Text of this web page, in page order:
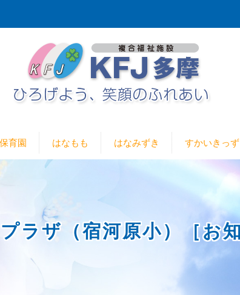
育園 はなもも はなみずき すかいきっず
ラザ（宿河原小）［お